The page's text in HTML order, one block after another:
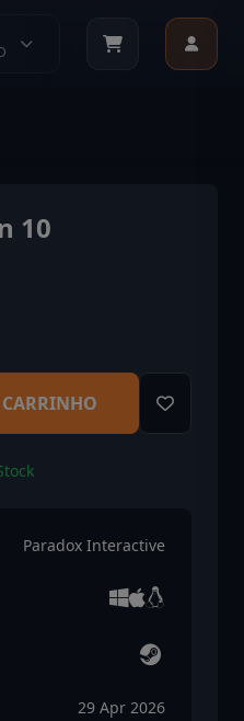
10
Paradox Interactive
29 Apr 2026